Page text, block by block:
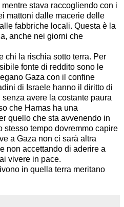
stava raccogliendo con i
mattoni dalle macerie delle
fabbriche locali. Questa è la
anche nei giorni che
chi la rischia sotto terra. Per
fonte di reddito sono le
Gaza con il confine
di Israele hanno il diritto di
avere la costante paura
che Hamas ha una
quello che sta avvenendo in
stesso tempo dovremmo capire
a Gaza non ci sarà altra
non accettando di aderire a
vivere in pace.
in quella terra meritano